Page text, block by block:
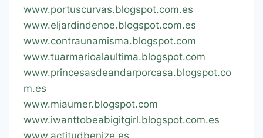
www.portuscurvas.blogspot.com.es
www.eljardindenoe.blogspot.com.es
www.contraunamisma.blogspot.com
www.tuarmarioalaultima.blogspot.com
www.princesasdeandarporcasa.blogspot.co
m.es
www.miaumer.blogspot.com
www.iwanttobeabigitgirl.blogspot.com.es
www.actitudbenize.es